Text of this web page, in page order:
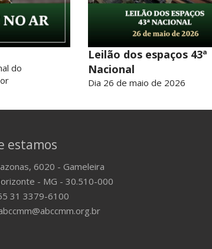
do
Leilão dos espaços 43ª
Nacional
Dia 26 de maio de 2026
estamos
6020 - Gameleira
- MG - 30.510-000
31 3379-6100